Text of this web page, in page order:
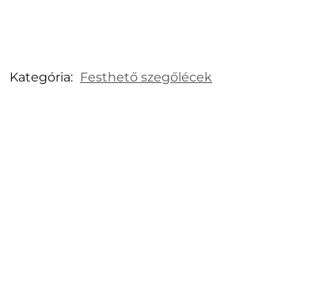
Kategória: Festhető szegőlécek